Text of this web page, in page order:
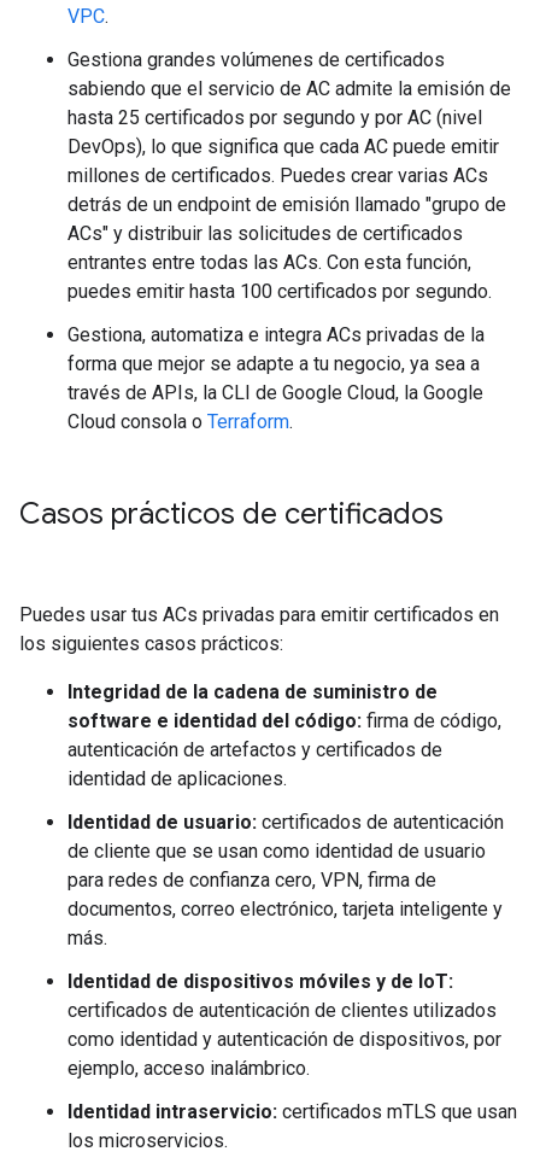
VPC.
Gestiona grandes volúmenes de certificados
sabiendo que el servicio de AC admite la emisión de
hasta 25 certificados por segundo y por AC (nivel
DevOps), lo que significa que cada AC puede emitir
millones de certificados. Puedes crear varias ACs
detrás de un endpoint de emisión llamado "grupo de
ACs" y distribuir las solicitudes de certificados
entrantes entre todas las ACs. Con esta función,
puedes emitir hasta 100 certificados por segundo.
Gestiona, automatiza e integra ACs privadas de la
forma que mejor se adapte a tu negocio, ya sea a
través de APIs, la CLI de Google Cloud, la Google
Cloud consola o Terraform.
Casos prácticos de certificados
Puedes usar tus ACs privadas para emitir certificados en
los siguientes casos prácticos:
Integridad de la cadena de suministro de
software e identidad del código: firma de código,
autenticación de artefactos y certificados de
identidad de aplicaciones.
Identidad de usuario: certificados de autenticación
de cliente que se usan como identidad de usuario
para redes de confianza cero, VPN, firma de
documentos, correo electrónico, tarjeta inteligente y
más.
Identidad de dispositivos móviles y de IoT:
certificados de autenticación de clientes utilizados
como identidad y autenticación de dispositivos, por
ejemplo, acceso inalámbrico.
Identidad intraservicio: certificados mTLS que usan
los microservicios.